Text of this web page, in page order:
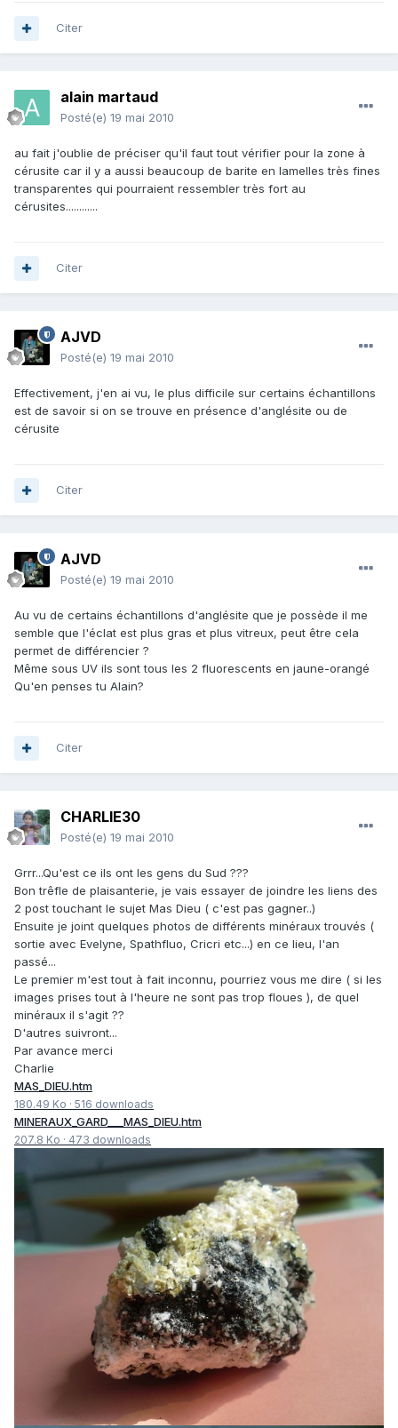
Citer
alain martaud
Posté(e) 19 mai 2010
au fait j'oublie de préciser qu'il faut tout vérifier pour la zone à
cérusite car il y a aussi beaucoup de barite en lamelles très fines
transparentes qui pourraient ressembler très fort au
cérusites............
Citer
AJVD
Posté(e) 19 mai 2010
Effectivement, j'en ai vu, le plus difficile sur certains échantillons
est de savoir si on se trouve en présence d'anglésite ou de
cérusite
Citer
AJVD
Posté(e) 19 mai 2010
Au vu de certains échantillons d'anglésite que je possède il me
semble que l'éclat est plus gras et plus vitreux, peut être cela
permet de différencier ?
Même sous UV ils sont tous les 2 fluorescents en jaune-orangé
Qu'en penses tu Alain?
Citer
CHARLIE30
Posté(e) 19 mai 2010
Grrr...Qu'est ce ils ont les gens du Sud ???
Bon trêfle de plaisanterie, je vais essayer de joindre les liens des
2 post touchant le sujet Mas Dieu ( c'est pas gagner..)
Ensuite je joint quelques photos de différents minéraux trouvés (
sortie avec Evelyne, Spathfluo, Cricri etc...) en ce lieu, l'an
passé...
Le premier m'est tout à fait inconnu, pourriez vous me dire ( si les
images prises tout à l'heure ne sont pas trop floues ), de quel
minéraux il s'agit ??
D'autres suivront...
Par avance merci
Charlie
MAS_DIEU.htm
180.49 Ko · 516 downloads
MINERAUX_GARD___MAS_DIEU.htm
207.8 Ko · 473 downloads